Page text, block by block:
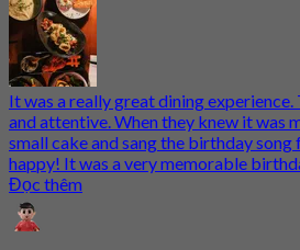
It was a really great dining
and attentive. When they knew it was
small cake and sang the birthday song
happy! It was a very memorable
Đọc thêm